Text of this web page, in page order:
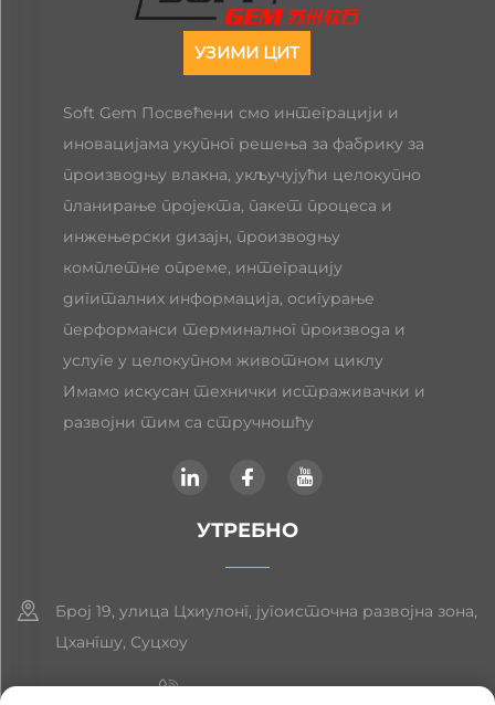
УЗИМИ ЦИТ
Soft Gem Посвећени смо интеграцији и
иновацијама укупног решења за фабрику за
производњу влакна, укључујући целокупно
планирање пројекта, пакет процеса и
инжењерски дизајн, производњу
комплетне опреме, интеграцију
дигиталних информација, осигурање
перформанси терминалног производа и
услуге у целокупном животном циклу
Имамо искусан технички истраживачки и
развојни тим са стручношћу
УТРЕБНО
Број 19, улица Цхиулонг, југоисточна развојна зона,
Цхангшу, Суцхоу
+86-19906239903